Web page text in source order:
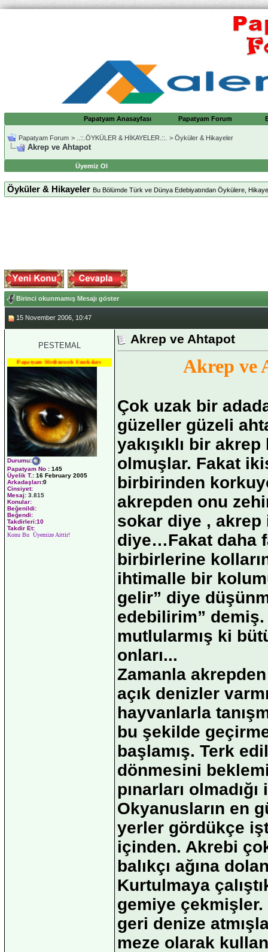
Papatyam Anasayfası Papatyam Forum
Papatyam Forum > ..::.ÖYKÜLER & HİKAYELER.::. > Öyküler & Hikayeler
Akrep ve Ahtapot
Üyemiz Ol
Öyküler & Hikayeler Bu Bölümde Türk ve Dünya Edebiyatından Öykülere,
Birinci okunmamış Mesajı göster
15 November 2006, 10:47
PESTEMAL
Papatyam Medineweb Emekdarı
Durumu:
Papatyam No : 145
Üyelik T.: 16 February 2005
Arkadaşları:0
Cinsiyet:
Mesaj: 3.815
Konular:
Beğenildi:
Beğendi:
Takdirleri:10
Takdir Et:
Konu Bu Üyemize Aittir!
Akrep ve Ahtapot
Akrep ve
Çok uzak bir
güzeller güzeli
yakışıklı bir
olmuşlar. Fakat
birbirinden
akrepden onu
sokar diye , akrep
diye…Fakat daha
birbirlerine
ihtimalle bir
gelir” diye
edebilirim”
mutlularmış ki
onları...
Zamanla akrepden
açık denizler
hayvanlarla
bu şekilde
başlamış. Terk
dönmesini
pınarları
Okyanusların en
yerler gördükçe
içinden. Akrebi
balıkçı ağına
Kurtulmaya
gemiye çekmişler.
geri denize
meze olarak